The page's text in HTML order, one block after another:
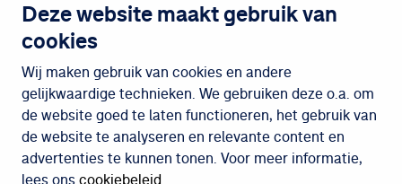
Deze website maakt gebruik van
cookies
Wij maken gebruik van cookies en andere
gelijkwaardige technieken. We gebruiken deze o.a. om
de website goed te laten functioneren, het gebruik van
de website te analyseren en relevante content en
advertenties te kunnen tonen. Voor meer informatie,
lees ons cookiebeleid
Wijken
Meedoen